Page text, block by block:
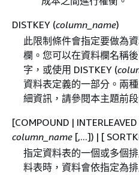
DISTKEY (column_name)
此限制條件會指定要做為
欄。您可以在資料欄名稱
字，或使用 DISTKEY (
資料表定義的一部分。兩
細資訊，請參閱本主題前段
[COMPOUND |
column_name [,...]) | [
指定資料表的一個或多個
料表時，資料會依指定為